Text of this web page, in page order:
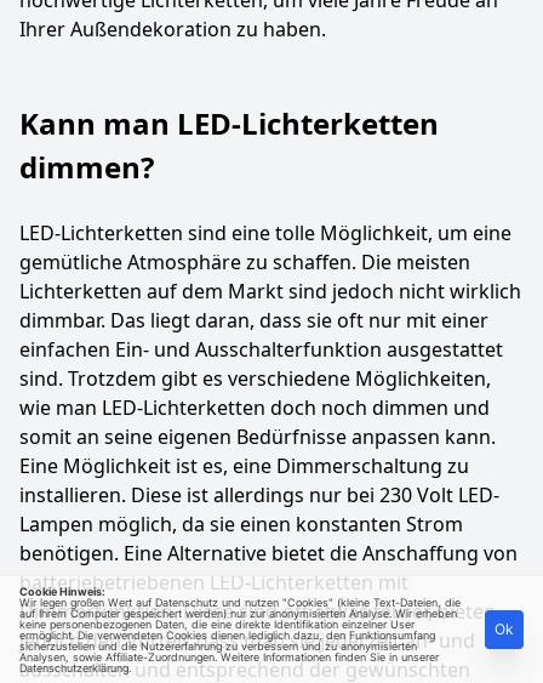
Ihrer Außendekoration zu haben.
Kann man LED-Lichterketten
dimmen?
LED-Lichterketten sind eine tolle Möglichkeit, um eine
gemütliche Atmosphäre zu schaffen. Die meisten
Lichterketten auf dem Markt sind jedoch nicht wirklich
dimmbar. Das liegt daran, dass sie oft nur mit einer
einfachen Ein- und Ausschalterfunktion ausgestattet
sind. Trotzdem gibt es verschiedene Möglichkeiten,
wie man LED-Lichterketten doch noch dimmen und
somit an seine eigenen Bedürfnisse anpassen kann.
Eine Möglichkeit ist es, eine Dimmerschaltung zu
installieren. Diese ist allerdings nur bei 230 Volt LED-
Lampen möglich, da sie einen konstanten Strom
benötigen. Eine Alternative bietet die Anschaffung von
batteriebetriebenen LED-Lichterketten mit
Dimmerfunktion. Diese sind oft etwas teurer, bieten
jedoch den Vorteil, dass man sie jederzeit an- und
ausschalten und entsprechend der gewünschten
Cookie Hinweis:
Wir legen großen Wert auf Datenschutz und nutzen "Cookies" (kleine Text-Dateien, die
auf Ihrem Computer gespeichert werden) nur zur anonymisierten Analyse. Wir erheben
keine personenbezogenen Daten, die eine direkte Identifikation einzelner User
ermöglicht. Die verwendeten Cookies dienen lediglich dazu, den Funktionsumfang
sicherzustellen und die Nutzererfahrung zu verbessern und zu anonymisierten
Analysen, sowie Affiliate-Zuordnungen. Weitere Informationen finden Sie in unserer
Datenschutzerklärung
Ok